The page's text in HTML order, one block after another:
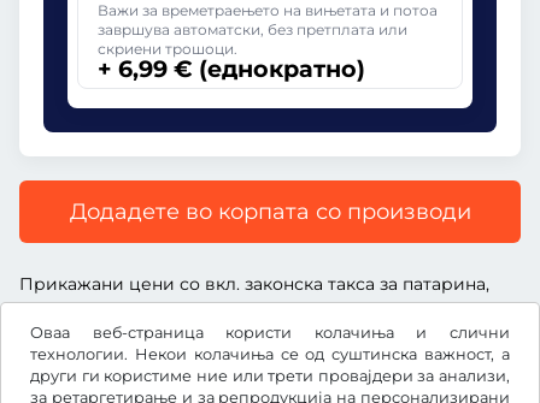
Оваа веб-страница користи колачиња и слични
технологии. Некои колачиња се од суштинска важност, а
други ги користиме ние или трети провајдери за анализи,
за ретаргетирање и за репродукција на персонализирани
Важи за времетраењето на вињетата и потоа
завршува автоматски, без претплата или
скриени трошоци.
+ 6,99 € (еднократно)
Додадете во корпата со производи
Прикажани цени со вкл. законска такса за патарина,
вкл. надоместок за услуга и вкл. законски ДДВ.